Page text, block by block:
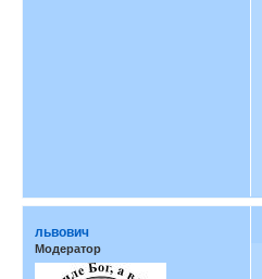
львович
Модератор